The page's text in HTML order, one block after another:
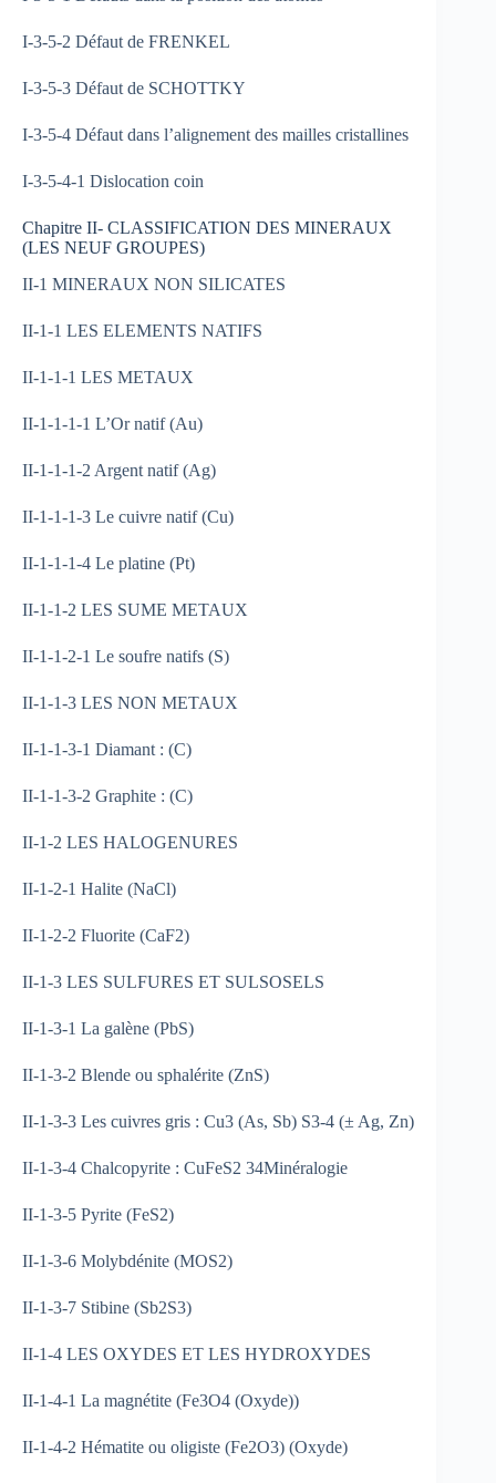
I-3-5-2 Défaut de FRENKEL
I-3-5-3 Défaut de SCHOTTKY
I-3-5-4 Défaut dans l’alignement des mailles cristallines
I-3-5-4-1 Dislocation coin
Chapitre II- CLASSIFICATION DES MINERAUX
(LES NEUF GROUPES)
II-1 MINERAUX NON SILICATES
II-1-1 LES ELEMENTS NATIFS
II-1-1-1 LES METAUX
II-1-1-1-1 L’Or natif (Au)
II-1-1-1-2 Argent natif (Ag)
II-1-1-1-3 Le cuivre natif (Cu)
II-1-1-1-4 Le platine (Pt)
II-1-1-2 LES SUME METAUX
II-1-1-2-1 Le soufre natifs (S)
II-1-1-3 LES NON METAUX
II-1-1-3-1 Diamant : (C)
II-1-1-3-2 Graphite : (C)
II-1-2 LES HALOGENURES
II-1-2-1 Halite (NaCl)
II-1-2-2 Fluorite (CaF2)
II-1-3 LES SULFURES ET SULSOSELS
II-1-3-1 La galène (PbS)
II-1-3-2 Blende ou sphalérite (ZnS)
II-1-3-3 Les cuivres gris : Cu3 (As, Sb) S3-4 (± Ag, Zn)
II-1-3-4 Chalcopyrite : CuFeS2 34Minéralogie
II-1-3-5 Pyrite (FeS2)
II-1-3-6 Molybdénite (MOS2)
II-1-3-7 Stibine (Sb2S3)
II-1-4 LES OXYDES ET LES HYDROXYDES
II-1-4-1 La magnétite (Fe3O4 (Oxyde))
II-1-4-2 Hématite ou oligiste (Fe2O3) (Oxyde)